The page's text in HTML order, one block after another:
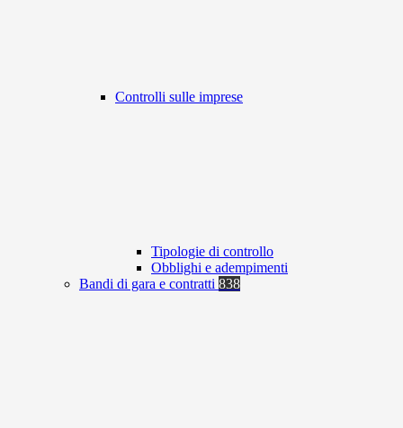
Controlli sulle imprese
Tipologie di controllo
Obblighi e adempimenti
Bandi di gara e contratti 838